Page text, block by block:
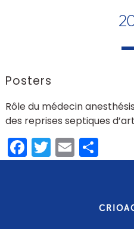
Posters
Rôle du médecin
des reprises septiques
Facebook
Twitter
Email